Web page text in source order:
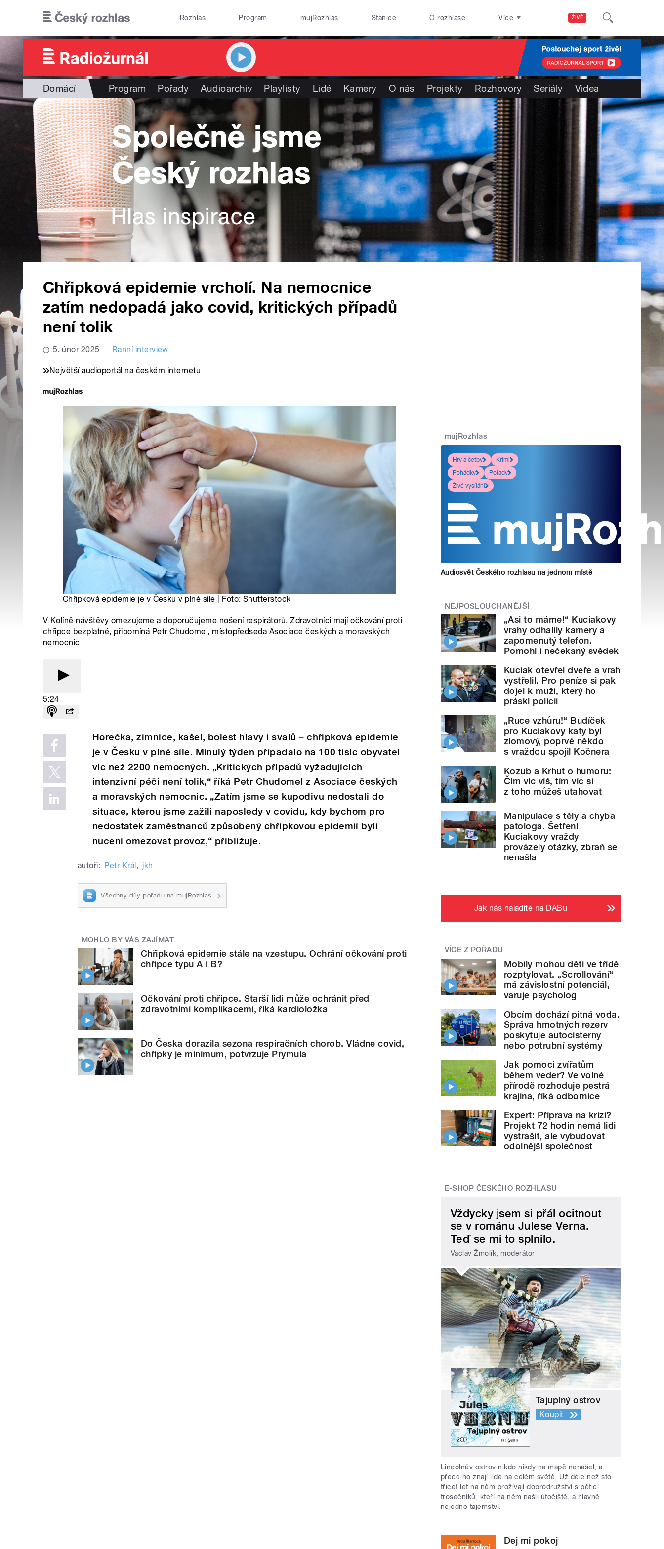
ŽIVĚ
iRozhlas Program mujRozhlas Stanice O rozhlase Více
Domácí Program Pořady Audioarchiv Playlisty Lidé Kamery O nás Projekty Rozhovory Seriály Videa
Chřipková epidemie vrcholí. Na nemocnice
zatím nedopadá jako covid, kritických případů
není tolik
5. únor 2025 Ranní interview
Největší audioportál na českém internetu
Chřipková epidemie je v Česku v plné síle | Foto: Shutterstock
V Kolíně návštěvy omezujeme a doporučujeme nošení respirátorů. Zdravotníci mají očkování proti
chřipce bezplatné, připomíná Petr Chudomel, místopředseda Asociace českých a moravských
nemocnic
5:24
Horečka, zimnice, kašel, bolest hlavy i svalů – chřipková epidemie
je v Česku v plné síle. Minulý týden připadalo na 100 tisíc obyvatel
víc než 2200 nemocných. „Kritických případů vyžadujících
intenzivní péči není tolik,“ říká Petr Chudomel z Asociace českých
a moravských nemocnic. „Zatím jsme se kupodivu nedostali do
situace, kterou jsme zažili naposledy v covidu, kdy bychom pro
nedostatek zaměstnanců způsobený chřipkovou epidemií byli
nuceni omezovat provoz,“ přibližuje.
autoři: Petr Král, jkh
Všechny díly pořadu na mujRozhlas
MOHLO BY VÁS ZAJÍMAT
Chřipková epidemie stále na vzestupu. Ochrání očkování proti
chřipce typu A i B?
Očkování proti chřipce. Starší lidi může ochránit před
zdravotními komplikacemi, říká kardioložka
Do Česka dorazila sezona respiračních chorob. Vládne covid,
chřipky je minimum, potvrzuje Prymula
mujRozhlas
Hry a četby
Krimi
Pohádky
Pořady
Živé vysílání
Audiosvět Českého rozhlasu na jednom místě
NEJPOSLOUCHANĚJŠÍ
„Asi to máme!“ Kuciakovy
vrahy odhalily kamery a
zapomenutý telefon.
Pomohl i nečekaný svědek
Kuciak otevřel dveře a vrah
vystřelil. Pro peníze si pak
dojel k muži, který ho
práskl policii
„Ruce vzhůru!“ Budíček
pro Kuciakovy katy byl
zlomový, poprvé někdo
s vraždou spojil Kočnera
Kozub a Krhut o humoru:
Čím víc víš, tím víc si
z toho můžeš utahovat
Manipulace s těly a chyba
patologa. Šetření
Kuciakovy vraždy
provázely otázky, zbraň se
nenašla
Jak nás naladíte na DABu
VÍCE Z POŘADU
Mobily mohou děti ve třídě
rozptylovat. „Scrollování“
má závislostní potenciál,
varuje psycholog
Obcím dochází pitná voda.
Správa hmotných rezerv
poskytuje autocisterny
nebo potrubní systémy
Jak pomoci zvířatům
během veder? Ve volné
přírodě rozhoduje pestrá
krajina, říká odbornice
Expert: Příprava na krizi?
Projekt 72 hodin nemá lidi
vystrašit, ale vybudovat
odolnější společnost
E-SHOP ČESKÉHO ROZHLASU
Vždycky jsem si přál ocitnout
se v románu Julese Verna.
Teď se mi to splnilo.
Václav Žmolík, moderátor
Tajuplný ostrov
Koupit
Lincolnův ostrov nikdo nikdy na mapě nenašel, a
přece ho znají lidé na celém světě. Už déle než sto
třicet let na něm prožívají dobrodružství s pěticí
trosečníků, kteří na něm našli útočiště, a hlavně
nejedno tajemství.
Dej mi pokoj